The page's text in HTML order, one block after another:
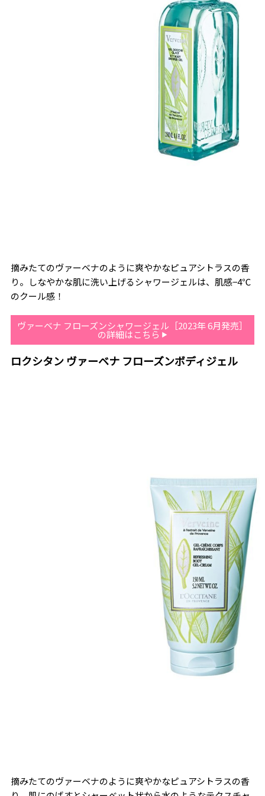
摘みたてのヴァーベナのように爽やかなピュアシトラスの香
り。しなやかな肌に洗い上げるシャワージェルは、肌感−4℃
のクール感！
ヴァーベナ フローズンシャワージェル［2023年 6月発売］
の詳細はこちら
ロクシタン ヴァーベナ フローズンボディジェル
摘みたてのヴァーベナのように爽やかなピュアシトラスの香